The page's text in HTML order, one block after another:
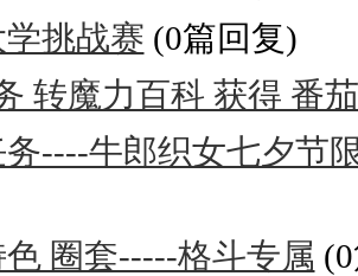
挑战赛 (0篇回复)
转魔力百科 获得 番
----牛郎织女七夕节
圈套-----格斗专属